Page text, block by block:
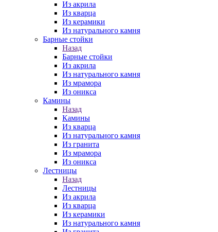
Из акрила
Из кварца
Из керамики
Из натурального камня
Барные стойки
Назад
Барные стойки
Из акрила
Из натурального камня
Из мрамора
Из оникса
Камины
Назад
Камины
Из кварца
Из натурального камня
Из гранита
Из мрамора
Из оникса
Лестницы
Назад
Лестницы
Из акрила
Из кварца
Из керамики
Из натурального камня